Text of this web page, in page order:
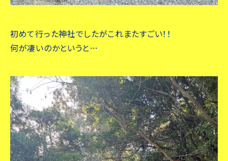
初めて行った神社でしたがこれまたすごい！！
何が凄いのかというと…